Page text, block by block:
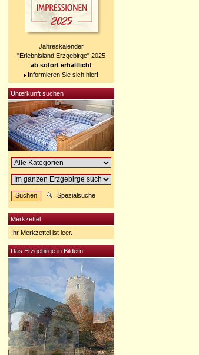
Jahreskalender
"Erlebnisland Erzgebirge" 2025
ab sofort erhältlich!
Informieren Sie sich hier!
Unterkunft suchen
Spezialsuche
Merkzettel
Ihr Merkzettel ist leer.
Das Erzgebirge in Bildern